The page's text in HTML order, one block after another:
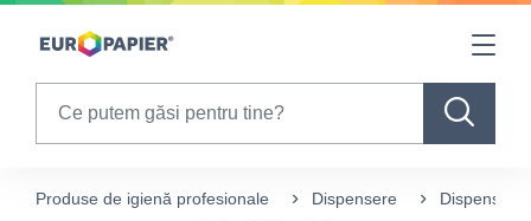
Table Of Content
Produse de igienă profesionale Dispensere